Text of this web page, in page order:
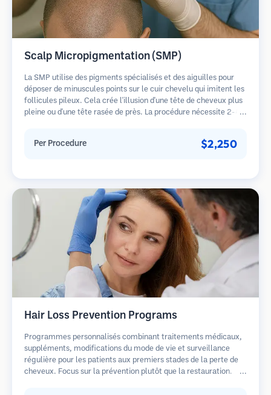
Scalp Micropigmentation (SMP)
La SMP utilise des pigments spécialisés et des aiguilles pour
déposer de minuscules points sur le cuir chevelu qui imitent les
follicules pileux. Cela crée l'illusion d'une tête de cheveux plus
pleine ou d'une tête rasée de près. La procédure nécessite 2-4
Per Procedure $2,250
Hair Loss Prevention Programs
Programmes personnalisés combinant traitements médicaux,
suppléments, modifications du mode de vie et surveillance
régulière pour les patients aux premiers stades de la perte de
cheveux. Focus sur la prévention plutôt que la restauration.